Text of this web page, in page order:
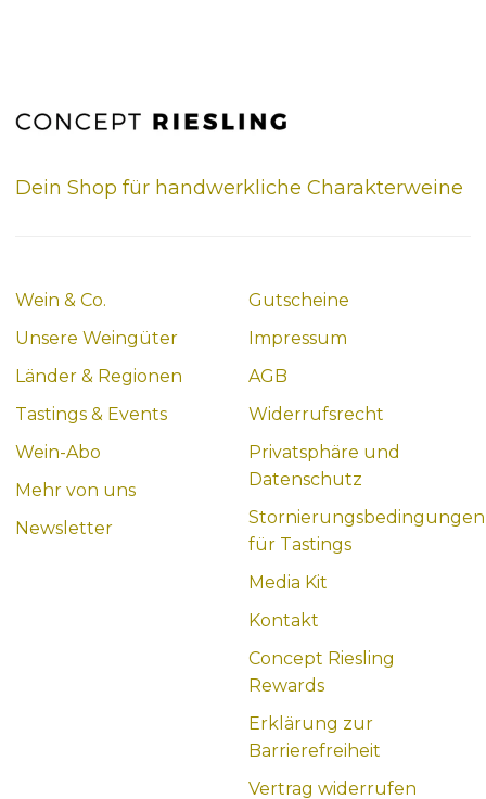
Dein Shop für handwerkliche Charakterweine
Wein & Co.
Unsere Weingüter
Länder & Regionen
Tastings & Events
Wein-Abo
Mehr von uns
Newsletter
Gutscheine
Impressum
AGB
Widerrufsrecht
Privatsphäre und
Datenschutz
Stornierungsbedingungen
für Tastings
Media Kit
Kontakt
Concept Riesling
Rewards
Erklärung zur
Barrierefreiheit
Vertrag widerrufen